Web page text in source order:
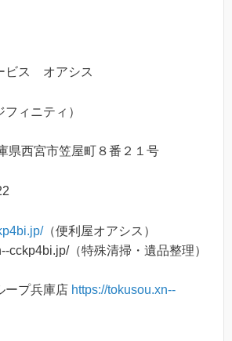
ビス オアシス
フィニティ）
西宮市笠屋町８番２１号
（便利屋オアシス）
cckp4bi.jp/（特殊清掃・遺品整理）
ープ兵庫店 https://tokusou.xn--